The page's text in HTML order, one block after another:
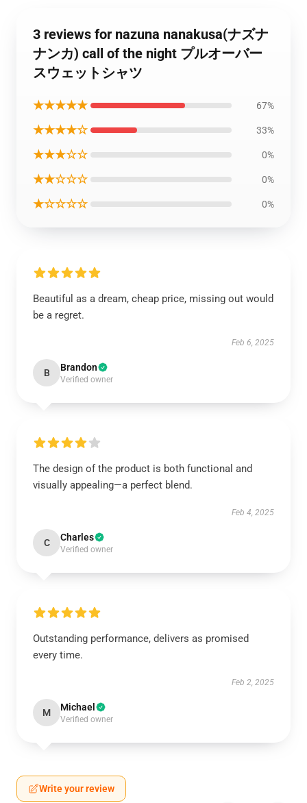
3 reviews for nazuna nanakusa(ナズナ
ナンカ) call of the night プルオーバー
スウェットシャツ
★★★★★ 67%
★★★★☆ 33%
★★★☆☆ 0%
★★☆☆☆ 0%
★☆☆☆☆ 0%
Beautiful as a dream, cheap price, missing out would
be a regret.
Feb 6, 2025
B Brandon
Verified owner
The design of the product is both functional and
visually appealing—a perfect blend.
Feb 4, 2025
C Charles
Verified owner
Outstanding performance, delivers as promised
every time.
Feb 2, 2025
M Michael
Verified owner
Write your review